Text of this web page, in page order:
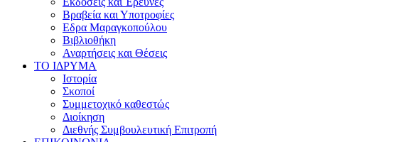
Βραβεία και Υποτροφίες
Εδρα Μαραγκοπούλου
Βιβλιοθήκη
Αναρτήσεις και Θέσεις
ΤΟ ΙΔΡΥΜΑ
Ιστορία
Σκοποί
Συμμετοχικό καθεστώς
Διοίκηση
Διεθνής Συμβουλευτική Επιτροπή